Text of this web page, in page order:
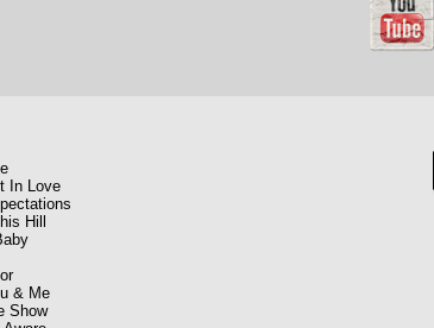
In Love
Hill
& Me
Show